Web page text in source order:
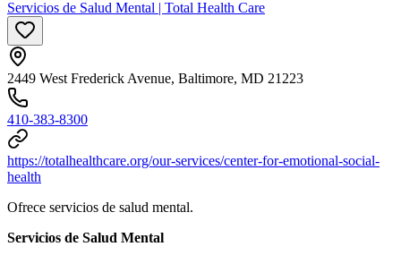
Servicios de Salud Mental | Total Health Care
2449 West Frederick Avenue, Baltimore, MD 21223
410-383-8300
https://totalhealthcare.org/our-services/center-for-emotional-social-
health
Ofrece servicios de salud mental.
Servicios de Salud Mental